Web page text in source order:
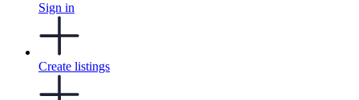
Sign in
Create listings